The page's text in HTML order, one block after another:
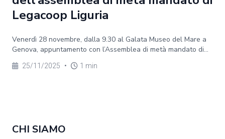
Legacoop Liguria
Venerdì 28 novembre, dalla 9.30 al Galata Museo del Mare a
Genova, appuntamento con l’Assemblea di metà mandato di...
25/11/2025 • 1 min
CHI SIAMO